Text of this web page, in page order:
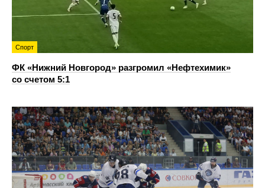
Спорт
ФК «Нижний Новгород» разгромил «Нефтехимик»
со счетом 5:1